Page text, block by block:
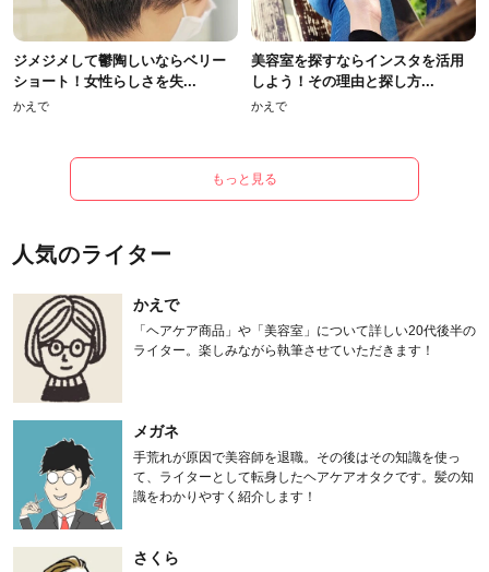
ジメジメして鬱陶しいならベリー
ショート！女性らしさを失...
かえで
美容室を探すならインスタを活用
しよう！その理由と探し方...
かえで
もっと見る
人気のライター
かえで
「ヘアケア商品」や「美容室」について詳しい20代後半の
ライター。楽しみながら執筆させていただきます！
メガネ
手荒れが原因で美容師を退職。その後はその知識を使っ
て、ライターとして転身したヘアケアオタクです。髪の知
識をわかりやすく紹介します！
さくら